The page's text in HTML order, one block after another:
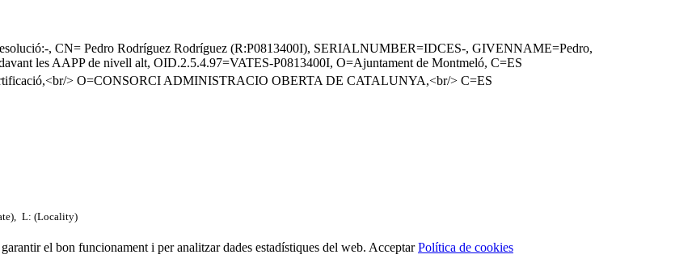
, CN= Pedro Rodríguez Rodríguez (R:P0813400I), SERIALNUMBER=IDCES-, GIVENNAME=Pedro,
les AAPP de nivell alt, OID.2.5.4.97=VATES-P0813400I, O=Ajuntament de Montmeló, C=ES
> O=CONSORCI ADMINISTRACIO OBERTA DE CATALUNYA,<br/> C=ES
L: (Locality)
el bon funcionament i per analitzar dades estadístiques del web. Acceptar Política de cookies